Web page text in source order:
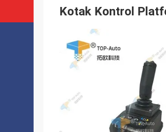
Kotak Kontrol